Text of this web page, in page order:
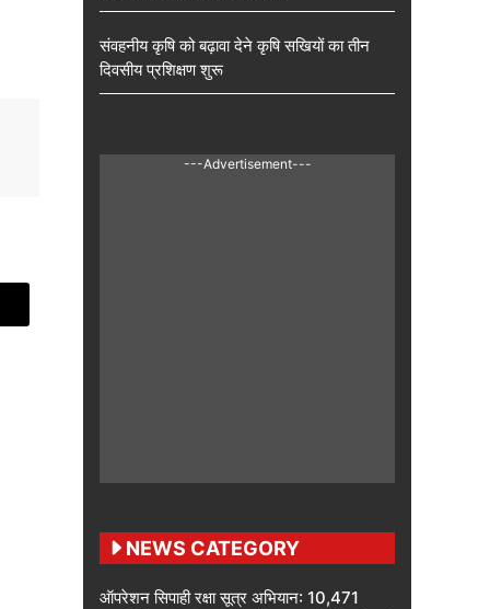
संवहनीय कृषि को बढ़ावा देने कृषि सखियों का तीन
दिवसीय प्रशिक्षण शुरू
---Advertisement---
NEWS CATEGORY
ऑपरेशन सिपाही रक्षा सूत्र अभियान: 10,471